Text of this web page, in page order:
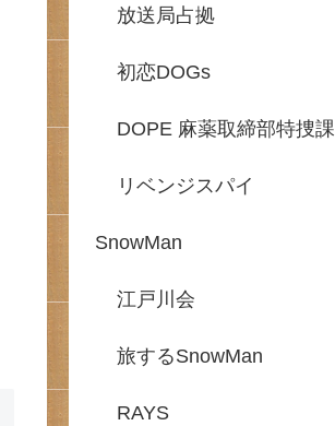
放送局占拠
初恋DOGs
DOPE 麻薬取締部特捜課
リベンジスパイ
SnowMan
江戸川会
旅するSnowMan
RAYS